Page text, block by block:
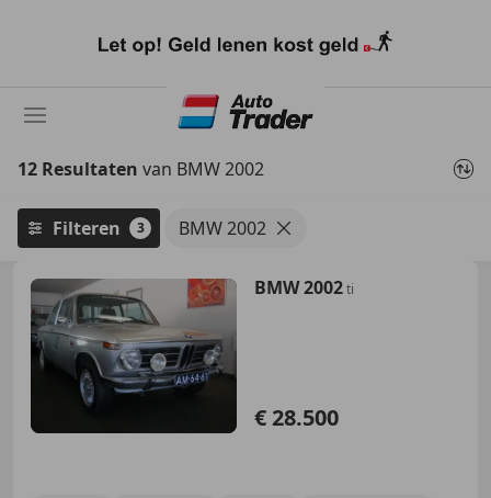
naar
12 Resultaten van BMW 2002
Filteren 3 BMW 2002
BMW 2002ti
€ 28.500